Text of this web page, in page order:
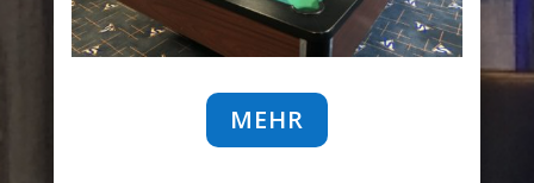
MEHR